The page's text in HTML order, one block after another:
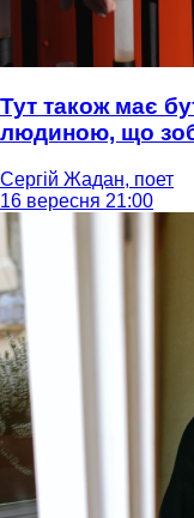
Тут також має
людиною, що
Сергій Жадан, поет
16 вересня 21:00